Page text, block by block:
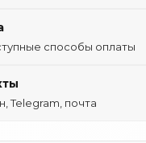
способы оплаты
Telegram, почта